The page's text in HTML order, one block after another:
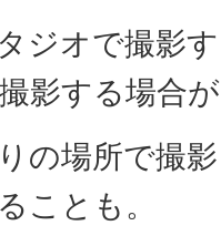
ジオで撮影
影する場合
の場所で撮
ことも。